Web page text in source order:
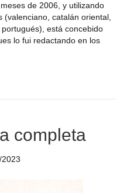
de 2006, y utilizando
catalán oriental,
está concebido
lo fui redactando en los
completa